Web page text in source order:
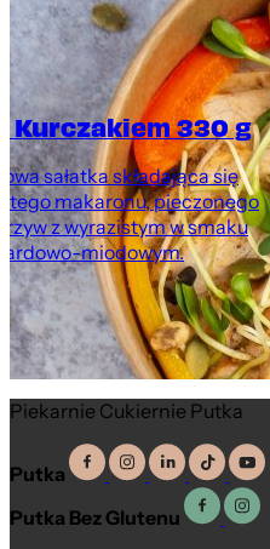
Kurczakiem 330 g
sałatka składająca się
makaronu, pieczonego
z wyrazistym w smaku
miodowym.
Piekarnie Cukiernie Putka
Putka
Putka Bez Glutenu